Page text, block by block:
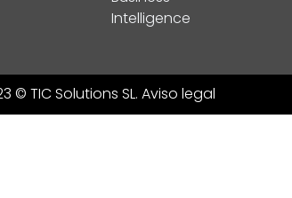
Intelligence
© TIC Solutions SL. Aviso legal